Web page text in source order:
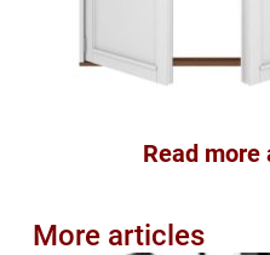
Read
More articles